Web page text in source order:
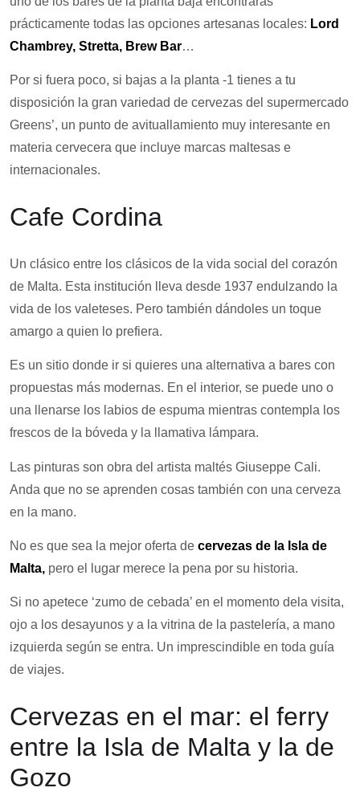
prácticamente todas las opciones artesanas locales: Lord
Chambrey, Stretta, Brew Bar…
Por si fuera poco, si bajas a la planta -1 tienes a tu
disposición la gran variedad de cervezas del supermercado
Greens’, un punto de avituallamiento muy interesante en
materia cervecera que incluye marcas maltesas e
internacionales.
Cafe Cordina
Un clásico entre los clásicos de la vida social del corazón
de Malta. Esta institución lleva desde 1937 endulzando la
vida de los valeteses. Pero también dándoles un toque
amargo a quien lo prefiera.
Es un sitio donde ir si quieres una alternativa a bares con
propuestas más modernas. En el interior, se puede uno o
una llenarse los labios de espuma mientras contempla los
frescos de la bóveda y la llamativa lámpara.
Las pinturas son obra del artista maltés Giuseppe Cali.
Anda que no se aprenden cosas también con una cerveza
en la mano.
No es que sea la mejor oferta de cervezas de la Isla de
Malta, pero el lugar merece la pena por su historia.
Si no apetece ‘zumo de cebada’ en el momento dela visita,
ojo a los desayunos y a la vitrina de la pastelería, a mano
izquierda según se entra. Un imprescindible en toda guía
de viajes.
Cervezas en el mar: el ferry
entre la Isla de Malta y la de
Gozo